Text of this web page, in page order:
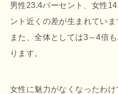
男性23.4パーセント、女性
ント近くの差が生まれていま
また、全体としては3～4倍
ります。
女性に魅力がなくなったわけ